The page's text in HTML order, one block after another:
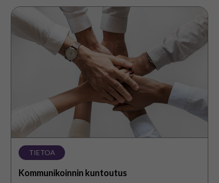
Kommunikoinnin
kuntoutus
TIETOA
Kommunikoinnin kuntoutus